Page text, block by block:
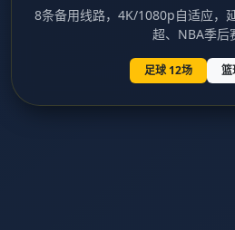
8条备用线路，4K/1080p自适应，
超、NBA季后
足球 12场 篮